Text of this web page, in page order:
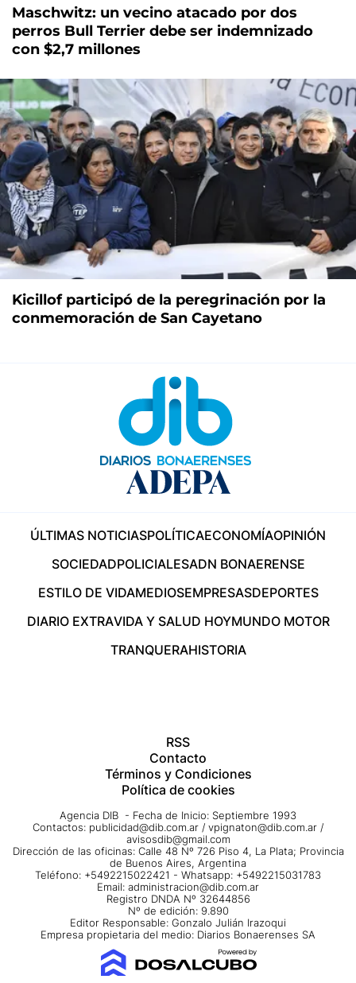
Maschwitz: un vecino atacado por dos
perros Bull Terrier debe ser indemnizado
con $2,7 millones
Kicillof participó de la peregrinación por la
conmemoración de San Cayetano
ÚLTIMAS NOTICIASPOLÍTICAECONOMÍAOPINIÓN
SOCIEDADPOLICIALESADN BONAERENSE
ESTILO DE VIDAMEDIOSEMPRESASDEPORTES
DIARIO EXTRAVIDA Y SALUD HOYMUNDO MOTOR
TRANQUERAHISTORIA
RSS
Contacto
Términos y Condiciones
Política de cookies
Agencia DIB - Fecha de Inicio: Septiembre 1993
Contactos: publicidad@dib.com.ar / vpignaton@dib.com.ar /
avisosdib@gmail.com
Dirección de las oficinas: Calle 48 Nº 726 Piso 4, La Plata; Provincia
de Buenos Aires, Argentina
Teléfono: +5492215022421 - Whatsapp: +5492215031783
Email: administracion@dib.com.ar
Registro DNDA Nº 32644856
Nº de edición: 9.890
Editor Responsable: Gonzalo Julián Irazoqui
Empresa propietaria del medio: Diarios Bonaerenses SA